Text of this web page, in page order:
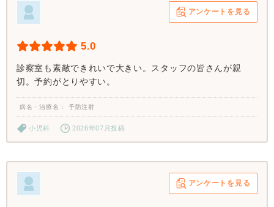
アンケートを見る
5.0
診察室も素敵できれいで大きい。スタッフの皆さんが親
切。予約がとりやすい。
病名・治療名 予防注射
小児科 2026年07月投稿
アンケートを見る